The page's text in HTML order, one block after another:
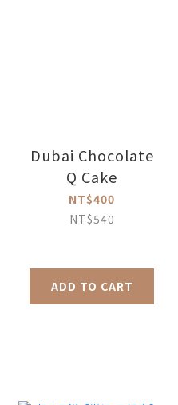
Dubai Chocolate
Q Cake
NT$400
NT$540
ADD TO CART